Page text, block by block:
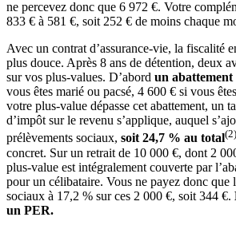
ne percevez donc que 6 972 €. Votre
833 € à 581 €, soit 252 € de moins chaque
Avec un contrat d’assurance-vie, la fiscalité
plus douce. Après 8 ans de détention, deux
sur vos plus-values. D’abord un abattement
vous êtes marié ou pacsé, 4 600 € si vous
votre plus-value dépasse cet abattement, un
d’impôt sur le revenu s’applique, auquel
prélèvements sociaux, soit 24,7 % au total(2)
concret. Sur un retrait de 10 000 €, dont 2
plus-value est intégralement couverte par
pour un célibataire. Vous ne payez donc que
sociaux à 17,2 % sur ces 2 000 €, soit 344 €.
un PER.